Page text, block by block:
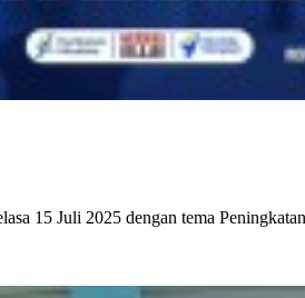
15 Juli 2025 dengan tema